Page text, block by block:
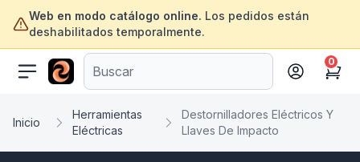
Web en modo catálogo online. Los pedidos están
deshabilitados temporalmente.
ofertasinformatica.com
Cart
0
Inicio
Herramientas
Eléctricas
Destornilladores Eléctricos Y
Llaves De Impacto